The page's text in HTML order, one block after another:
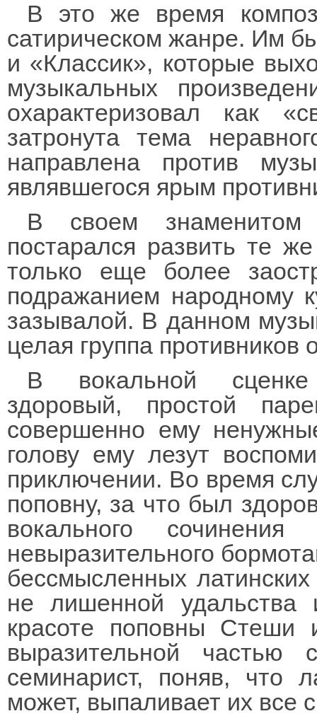
В это же время
сатирическом жанре. Им
и «Классик», которые
музыкальных
охарактеризовал как
затронута тема
направлена против
являвшегося ярым
В своем знаменитом
постарался развить те
только еще более
подражанием народному
зазывалой. В данном
целая группа противников
В вокальной сценке
здоровый, простой
совершенно ему
голову ему лезут
приключении. Во время
поповну, за что был
вокального
невыразительного
бессмысленных
не лишенной
красоте поповны
выразительной
семинарист, поняв, что
может, выпаливает их все